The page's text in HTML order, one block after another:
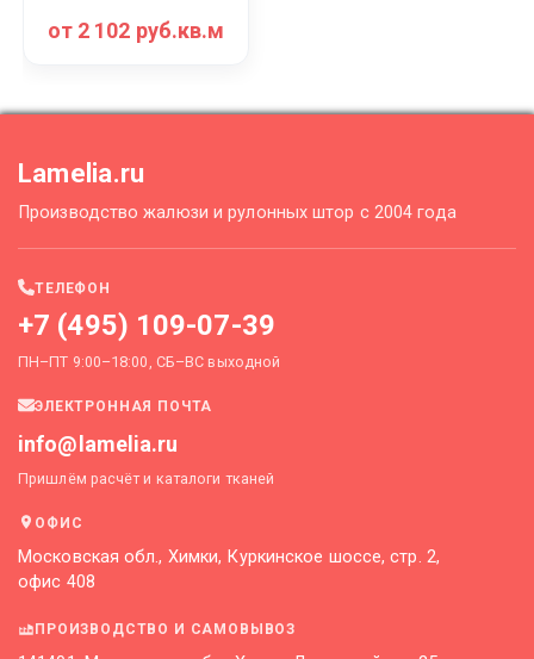
от 2 102 руб.кв.м
Lamelia.ru
Производство жалюзи и рулонных штор с 2004 года
ТЕЛЕФОН
+7 (495) 109-07-39
ПН–ПТ 9:00–18:00, СБ–ВС выходной
ЭЛЕКТРОННАЯ ПОЧТА
info@lamelia.ru
Пришлём расчёт и каталоги тканей
ОФИС
Московская обл., Химки, Куркинское шоссе, стр. 2,
офис 408
ПРОИЗВОДСТВО И САМОВЫВОЗ